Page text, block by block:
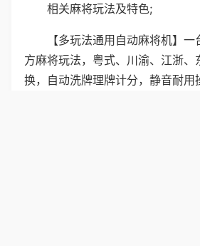
相关麻将玩法及特色;
【多玩法通用自动麻将机】
方麻将玩法，粤式、川渝、江浙、
换，自动洗牌理牌计分，静音耐用